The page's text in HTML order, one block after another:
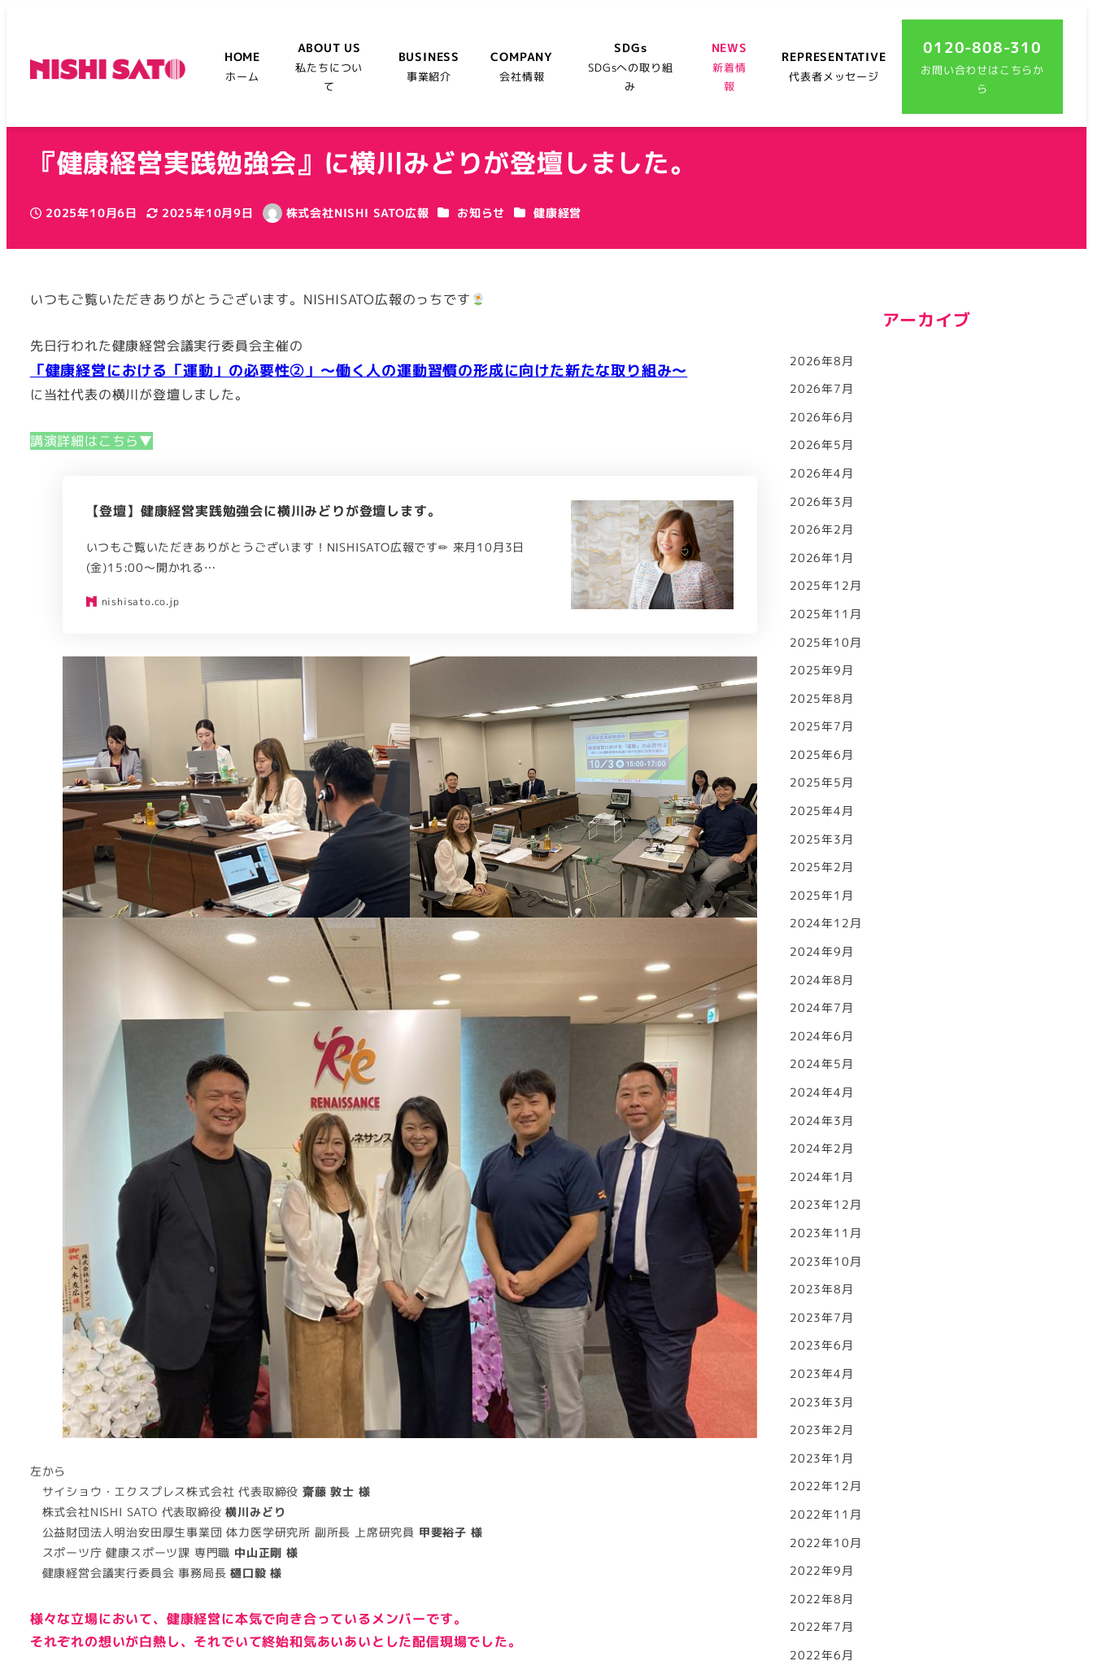
HOME
ホーム
ABOUT US
私たちについ
て
BUSINESS
事業紹介
COMPANY
会社情報
SDGs
SDGsへの取り組
み
NEWS
新着情
報
REPRESENTATIVE
代表者メッセージ
0120-808-310
お問い合わせはこちらか
ら
『健康経営実践勉強会』に横川みどりが登壇しました。
投稿日
2025年10月6日
更新日
2025年10月9日
著
株式会社NISHI SATO広報 カテゴリー
お知らせ カテゴリー
健康経営
いつもご覧いただきありがとうございます。NISHISATO広報のっちです
先日行われた健康経営会議実行委員会主催の
「健康経営における「運動」の必要性②」～働く人の運動習慣の形成に向けた新たな取り組み～
に当社代表の横川が登壇しました。
講演詳細はこちら▼
【登壇】健康経営実践勉強会に横川みどりが登壇します。
いつもご覧いただきありがとうございます！NISHISATO広報です✏ 来月10月3日
(金)15:00～開かれる…
nishisato.co.jp
左から
サイショウ・エクスプレス株式会社 代表取締役 齋藤 敦士 様
株式会社NISHI SATO 代表取締役横川みどり
公益財団法人明治安田厚生事業団 体力医学研究所 副所長 上席研究員 甲斐裕子 様
スポーツ庁 健康スポーツ課 専門職 中山正剛 様
健康経営会議実行委員会 事務局長樋口毅 様
様々な立場において、健康経営に本気で向き合っているメンバーです。
それぞれの想いが白熱し、それでいて終始和気あいあいとした配信現場でした。
アーカイブ
2026年8月
2026年7月
2026年6月
2026年5月
2026年4月
2026年3月
2026年2月
2026年1月
2025年12月
2025年11月
2025年10月
2025年9月
2025年8月
2025年7月
2025年6月
2025年5月
2025年4月
2025年3月
2025年2月
2025年1月
2024年12月
2024年9月
2024年8月
2024年7月
2024年6月
2024年5月
2024年4月
2024年3月
2024年2月
2024年1月
2023年12月
2023年11月
2023年10月
2023年8月
2023年7月
2023年6月
2023年4月
2023年3月
2023年2月
2023年1月
2022年12月
2022年11月
2022年10月
2022年9月
2022年8月
2022年7月
2022年6月